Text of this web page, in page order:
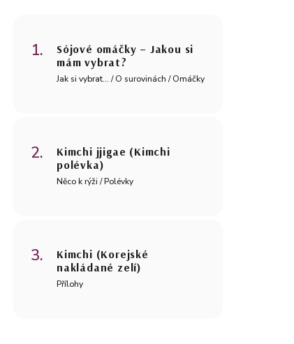
Sójové omáčky – Jakou si
mám vybrat?
Jak si vybrat... / O surovinách / Omáčky
Kimchi jjigae (Kimchi
polévka)
Něco k rýži / Polévky
Kimchi (Korejské
nakládané zelí)
Přílohy